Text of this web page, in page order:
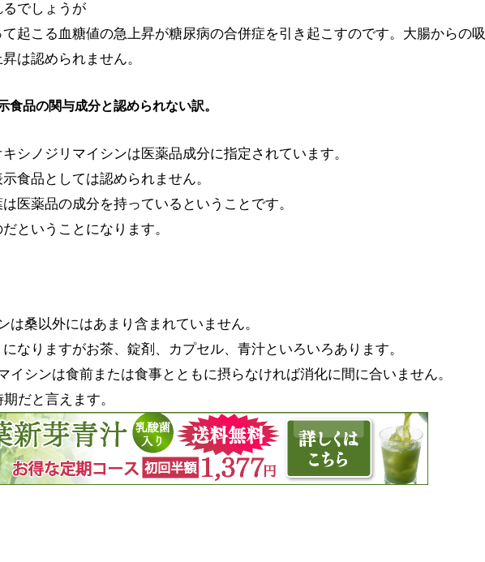
でしょうが
起こる血糖値の急上昇が糖尿病の合併症を引き起こすのです。大腸からの吸
は認められません。
食品の関与成分と認められない訳。
シノジリマイシンは医薬品成分に指定されています。
食品としては認められません。
医薬品の成分を持っているということです。
ということになります。
は桑以外にはあまり含まれていません。
なりますがお茶、錠剤、カプセル、青汁といろいろあります。
イシンは食前または食事とともに摂らなければ消化に間に合いません。
だと言えます。